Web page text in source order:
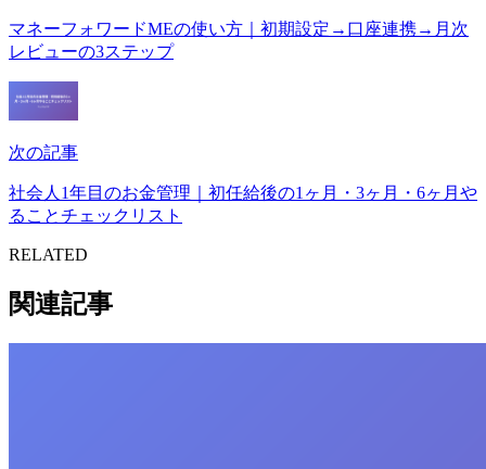
マネーフォワードMEの使い方｜初期設定→口座連携→月次
レビューの3ステップ
次の記事
社会人1年目のお金管理｜初任給後の1ヶ月・3ヶ月・6ヶ月や
ることチェックリスト
RELATED
関連記事